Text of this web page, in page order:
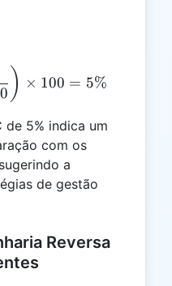
=
) × 100 = 5%
de 5% indica um
com os
a
de gestão
Reversa